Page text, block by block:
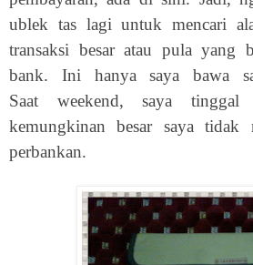
ublek tas lagi untuk mencari
transaksi besar atau pula yang
bank. Ini hanya saya bawa
Saat weekend, saya
kemungkinan besar saya tidak
perbankan.